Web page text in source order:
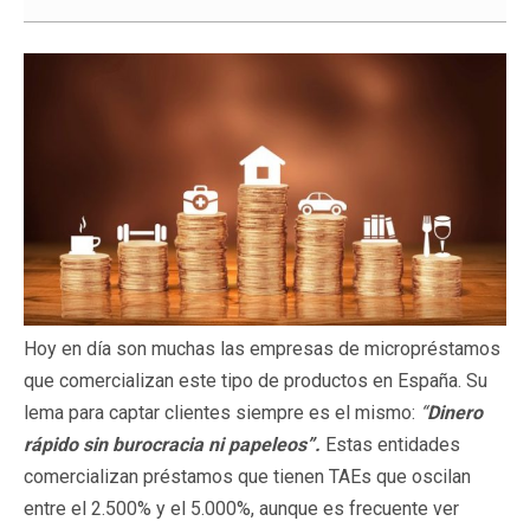
Hoy en día son muchas las empresas de micropréstamos
que comercializan este tipo de productos en España. Su
lema para captar clientes siempre es el mismo: “Dinero
rápido sin burocracia ni papeleos”. Estas entidades
comercializan préstamos que tienen TAEs que oscilan
entre el 2.500% y el 5.000%, aunque es frecuente ver